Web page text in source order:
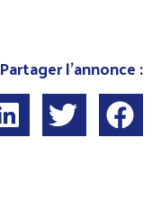
Partager l'annonce :